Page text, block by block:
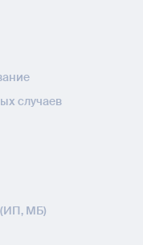
случаев
(ИП, МБ)